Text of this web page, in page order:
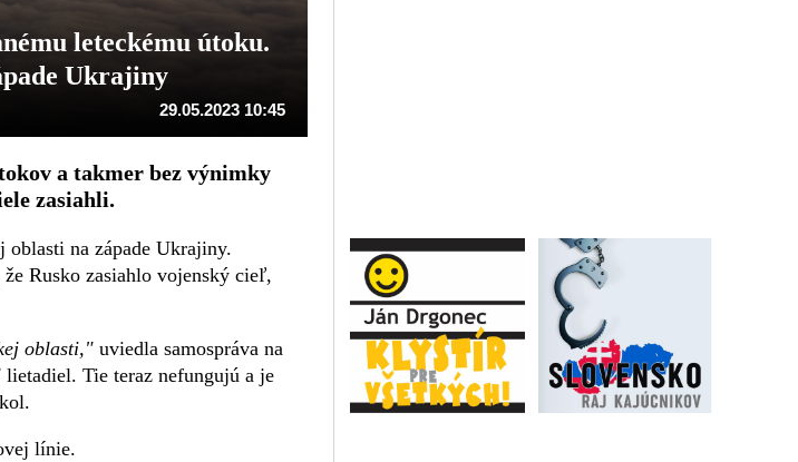
leteckému útoku.
Ukrajiny
29.05.2023 10:45
a takmer bez výnimky
zasiahli.
na západe Ukrajiny.
Rusko zasiahlo vojenský cieľ,
oblasti," uviedla samospráva na
Tie teraz nefungujú a je
línie.